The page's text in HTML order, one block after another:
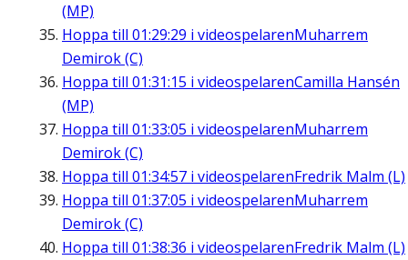
(MP)
Hoppa till 01:29:29 i videospelarenMuharrem
Demirok (C)
Hoppa till 01:31:15 i videospelarenCamilla Hansén
(MP)
Hoppa till 01:33:05 i videospelarenMuharrem
Demirok (C)
Hoppa till 01:34:57 i videospelarenFredrik Malm (L)
Hoppa till 01:37:05 i videospelarenMuharrem
Demirok (C)
Hoppa till 01:38:36 i videospelarenFredrik Malm (L)